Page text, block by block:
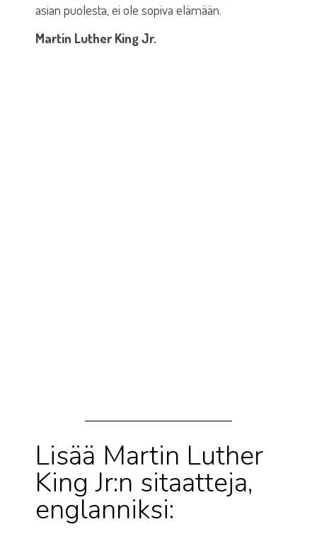
asian puolesta, ei ole sopiva elämään.
Martin Luther King Jr.​
Lisää Martin Luther
King Jr:n sitaatteja,
englanniksi: